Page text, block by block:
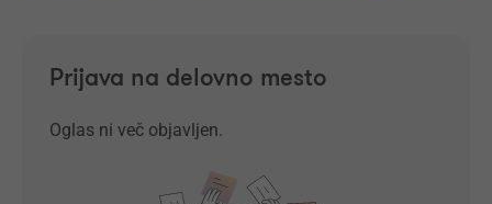
Prijava na delovno mesto
Oglas ni več objavljen.